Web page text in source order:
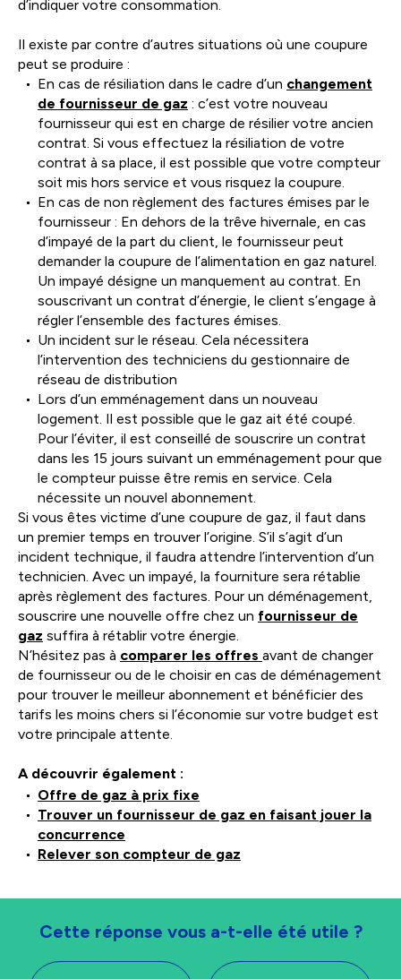
d’indiquer votre consommation.
Il existe par contre d’autres situations où une coupure
peut se produire :
En cas de résiliation dans le cadre d’un changement
de fournisseur de gaz : c’est votre nouveau
fournisseur qui est en charge de résilier votre ancien
contrat. Si vous effectuez la résiliation de votre
contrat à sa place, il est possible que votre compteur
soit mis hors service et vous risquez la coupure.
En cas de non règlement des factures émises par le
fournisseur : En dehors de la trêve hivernale, en cas
d’impayé de la part du client, le fournisseur peut
demander la coupure de l’alimentation en gaz naturel.
Un impayé désigne un manquement au contrat. En
souscrivant un contrat d’énergie, le client s’engage à
régler l’ensemble des factures émises.
Un incident sur le réseau. Cela nécessitera
l’intervention des techniciens du gestionnaire de
réseau de distribution
Lors d’un emménagement dans un nouveau
logement. Il est possible que le gaz ait été coupé.
Pour l’éviter, il est conseillé de souscrire un contrat
dans les 15 jours suivant un emménagement pour que
le compteur puisse être remis en service. Cela
nécessite un nouvel abonnement.
Si vous êtes victime d’une coupure de gaz, il faut dans
un premier temps en trouver l’origine. S’il s’agit d’un
incident technique, il faudra attendre l’intervention d’un
technicien. Avec un impayé, la fourniture sera rétablie
après règlement des factures. Pour un déménagement,
souscrire une nouvelle offre chez un fournisseur de
gaz suffira à rétablir votre énergie.
N’hésitez pas à comparer les offres avant de changer
de fournisseur ou de le choisir en cas de déménagement
pour trouver le meilleur abonnement et bénéficier des
tarifs les moins chers si l’économie sur votre budget est
votre principale attente.
A découvrir également :
Offre de gaz à prix fixe
Trouver un fournisseur de gaz en faisant jouer la
concurrence
Relever son compteur de gaz
Cette réponse vous a-t-elle été utile ?